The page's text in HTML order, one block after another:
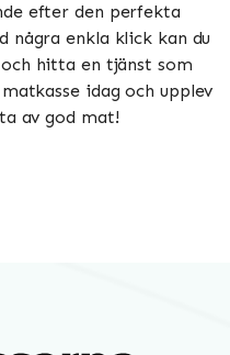
efter den perfekta
några enkla klick kan du
hitta en tjänst som
idag och upplev
av god mat!